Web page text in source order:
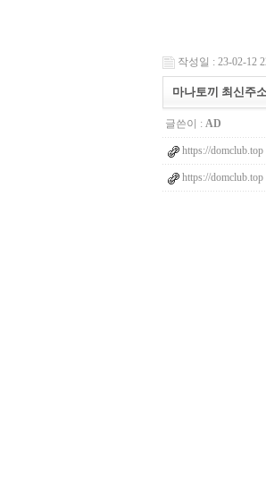
작성일 : 23-02-12
마나토끼 최신주
글쓴이 : AD
https://domclub.top
https://domclub.top